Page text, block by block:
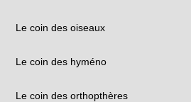
Le coin des oiseaux
Le coin des hyméno
Le coin des orthopthères